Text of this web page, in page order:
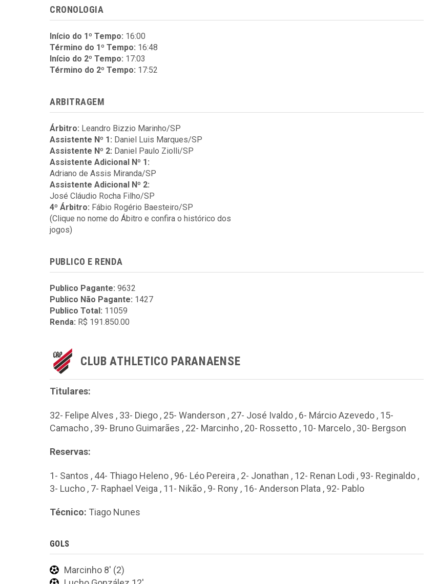
CRONOLOGIA
Início do 1º Tempo: 16:00
Término do 1º Tempo: 16:48
Início do 2º Tempo: 17:03
Término do 2º Tempo: 17:52
ARBITRAGEM
Árbitro: Leandro Bizzio Marinho/SP
Assistente Nº 1: Daniel Luis Marques/SP
Assistente Nº 2: Daniel Paulo Ziolli/SP
Assistente Adicional Nº 1:
Adriano de Assis Miranda/SP
Assistente Adicional Nº 2:
José Cláudio Rocha Filho/SP
4º Árbitro: Fábio Rogério Baesteiro/SP
(Clique no nome do Ábitro e confira o histórico dos
jogos)
PUBLICO E RENDA
Publico Pagante: 9632
Publico Não Pagante: 1427
Publico Total: 11059
Renda: R$ 191.850.00
CLUB ATHLETICO PARANAENSE
Titulares:
32- Felipe Alves , 33- Diego , 25- Wanderson , 27- José Ivaldo , 6- Márcio Azevedo , 15-
Camacho , 39- Bruno Guimarães , 22- Marcinho , 20- Rossetto , 10- Marcelo , 30- Bergson
Reservas:
1- Santos , 44- Thiago Heleno , 96- Léo Pereira , 2- Jonathan , 12- Renan Lodi , 93- Reginaldo ,
3- Lucho , 7- Raphael Veiga , 11- Nikão , 9- Rony , 16- Anderson Plata , 92- Pablo
Técnico: Tiago Nunes
GOLS
Marcinho 8' (2)